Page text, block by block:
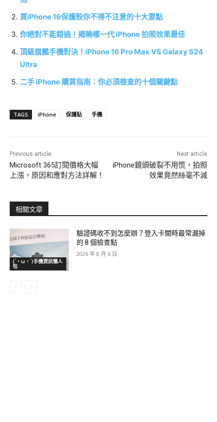
買iPhone 16保護殼你不得不注意的十大要點
你絕對不能錯過！揭曉哪一代 iPhone 拍照效果最佳
頂級旗艦手機對決！iPhone 16 Pro Max VS Galaxy S24
Ultra
二手 iPhone 購買指南：你必須檢查的十個關鍵點
TAGS iPhone 保護貼 手機
Previous article
Microsoft 365訂閱價格大幅
上漲，原因和應對方法詳解！
Next article
iPhone鏡頭破裂不用慌，拍照
效果竟然絲毫不減
相關文章
(´・ω・`)手機資訊懶人
包
驗證碼收不到怎麼辦？登入卡關時最常漏掉
的 8 個檢查點
2026 年 8 月 6 日